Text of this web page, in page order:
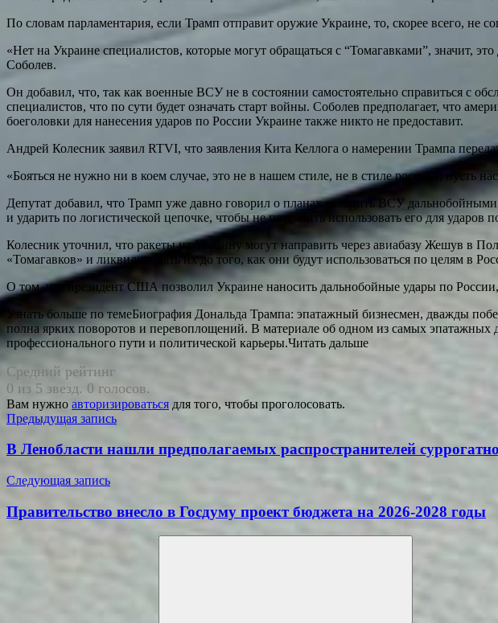
По словам парламентария, если Трамп отправит оружие Украине, то, скорее всего, не
«Нет на Украине специалистов, которые могут обращаться с “Томагавками”, значит,
Соболев.
Он добавил, что, так как военные ВСУ не в состоянии самостоятельно справиться с
специалистов, что по сути будет означать старт войны. Соболев предполагает, что
боеголовки для нанесения ударов по России Украине также никто не предоставит.
Андрей Колесник заявил RTVI, что заявления Кита Келлога о намерении Трампа
«Бояться не нужно ни в коем случае, это не в нашем стиле, не в стиле россиян, пусть
Депутат добавил, что Трамп уже давно говорил о планах снабдить ВСУ
и ударить по логистической цепочке, чтобы не позволить использовать его для ударов
Колесник уточнил, что ракеты на Украину могут направить через авиабазу Жешув в
«Томагавков» и ликвидировать их до того, как они будут использоваться по целям в
О том, что президент США позволил Украине наносить дальнобойные удары по
Узнать больше по темеБиография Дональда Трампа: эпатажный бизнесмен, дважды
полна ярких поворотов и перевоплощений. В материале об одном из самых эпатажных
профессионального пути и политической карьеры.Читать дальше
Средний рейтинг
0 из 5 звезд. 0 голосов.
Вам нужно авторизироваться для того, чтобы проголосовать.
Навигация
по
Предыдущая запись
В Ленобласти нашли предполагаемых распространителей
Следующая запись
Правительство внесло в Госдуму проект бюджета на 2026-2028 годы